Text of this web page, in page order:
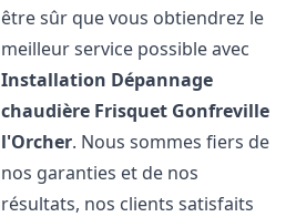
être sûr que vous obtiendrez le
meilleur service possible avec
Installation Dépannage
chaudière Frisquet Gonfreville
l'Orcher. Nous sommes fiers de
nos garanties et de nos
résultats, nos clients satisfaits